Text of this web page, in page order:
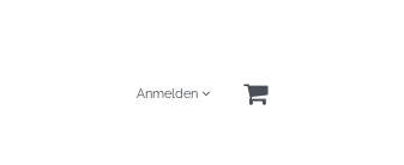
Anmelden